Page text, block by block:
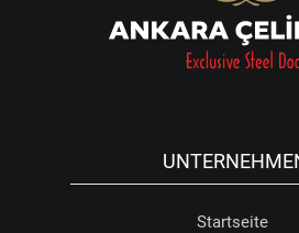
Startseite